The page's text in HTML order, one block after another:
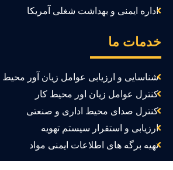
اداره ایمنی و بهداشت شغلی آمریکا
ما
شناسایی و ارزیابی عوامل زیان آور محیط کار
کنترل عوامل زیان اور محیط کار
کنترل صدای محیط اداری و صنعتی
ارزیابی و استقرار سیستم تهویه
تهیه برگه های اطلاعات ایمنی مواد